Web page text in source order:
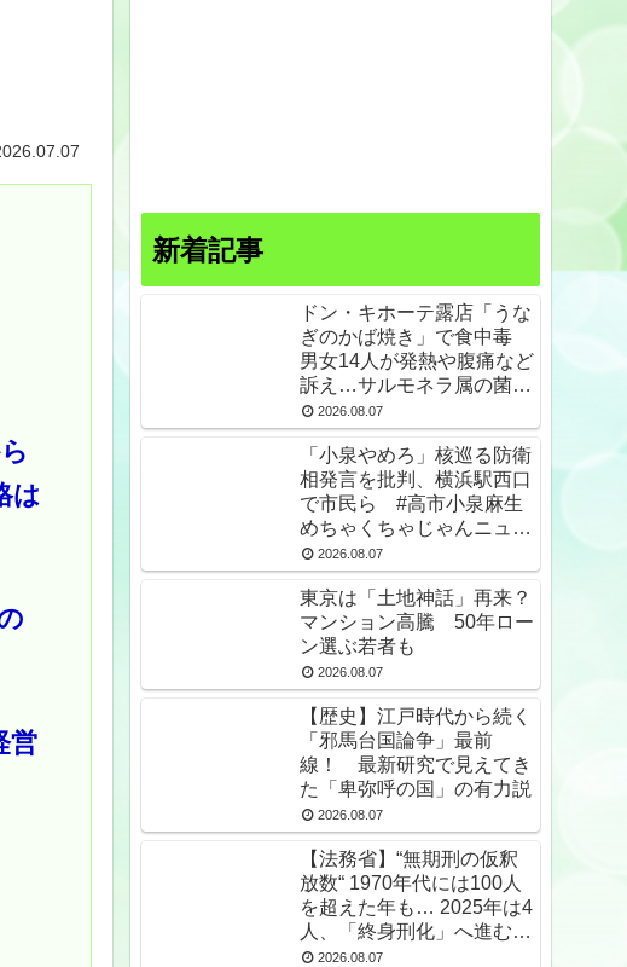
は
営
新着記事
ドン・キホーテ露店「うな
ぎのかば焼き」で食中毒
男女14人が発熱や腹痛など
訴え…サルモネラ属の菌検
出2026.08.07
「小泉やめろ」核巡る防衛
相発言を批判、横浜駅西口
で市民ら #高市小泉麻生
めちゃくちゃじゃんニュー
スdeプロテスト
2026.08.07
東京は「土地神話」再来？
マンション高騰 50年ロー
ン選ぶ若者も
2026.08.07
【歴史】江戸時代から続く
「邪馬台国論争」最前
線！ 最新研究で見えてき
た「卑弥呼の国」の有力説
2026.08.07
【法務省】“無期刑の仮釈
放数“ 1970年代には100人
を超えた年も… 2025年は4
人、「終身刑化」へ進む
無期受刑者は24年末で
2026.08.07